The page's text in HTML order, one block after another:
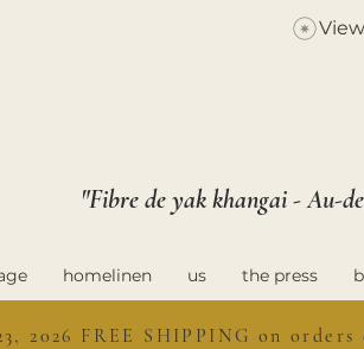
"Fibre de yak khangai - Au-
homelinen us the press
FREE SHIPPING on orders